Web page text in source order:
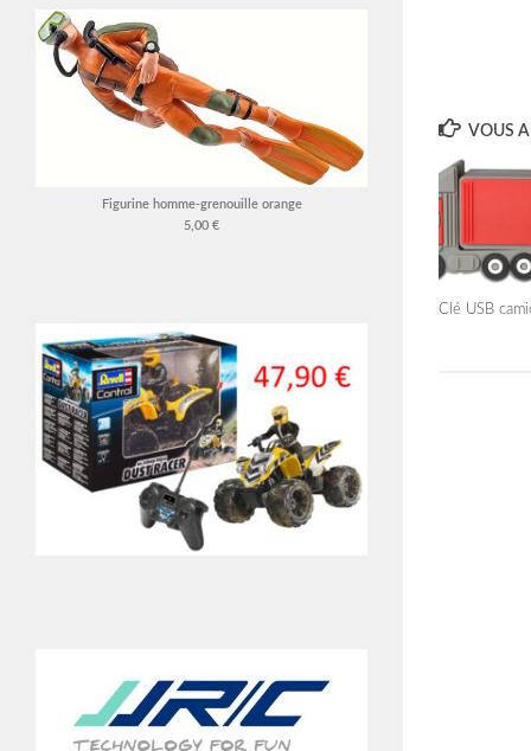
VOUS
Clé USB
Figurine homme-grenouille orange
5,00 €